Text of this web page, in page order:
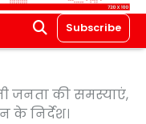
Subscribe
जनता की समस्याएं,
के निर्देश।